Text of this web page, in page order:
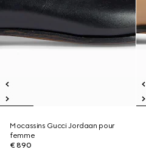
Mocassins Gucci Jordaan pour
femme
€ 890